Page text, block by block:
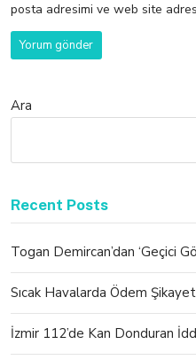
posta adresimi ve web site
Ara
Recent Posts
Togan Demircan’dan ‘Geçici
Sıcak Havalarda Ödem
İzmir 112’de Kan Donduran